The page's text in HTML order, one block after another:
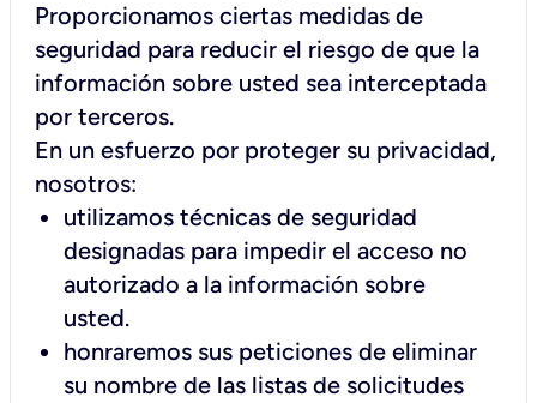
Proporcionamos ciertas medidas de
seguridad para reducir el riesgo de que la
información sobre usted sea interceptada
por terceros.
En un esfuerzo por proteger su privacidad,
nosotros:
utilizamos técnicas de seguridad
designadas para impedir el acceso no
autorizado a la información sobre
usted.
honraremos sus peticiones de eliminar
su nombre de las listas de solicitudes